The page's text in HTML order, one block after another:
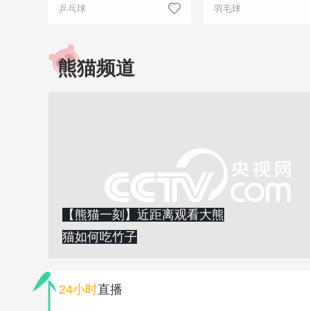
乒乓球 羽毛球
熊猫频道
【熊猫一刻】近距离观看大熊
猫如何吃竹子
24小时直播